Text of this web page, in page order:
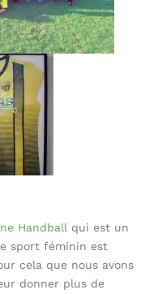
Handball qui est un
sport féminin est
cela que nous avons
donner plus de